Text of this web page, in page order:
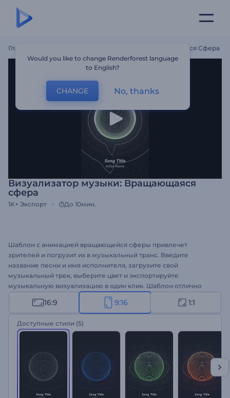
Главная Визуализатор Музыки: Вращающаяся Сфера
Визуализатор музыки: Вращающаяся
сфера
1K+ Экспорт До 10мин.
Шаблон с анимацией вращающейся сферы привлечет
зрителей и погрузит их в музыкальный транс. Введите
название песни и имя исполнителя, загрузите свой
музыкальный трек, выберите цвет и экспортируйте
музыкальную визуализацию в один клик. Шаблон отлично
подойдет для продвижения альбома/сингла на сайте, в
социальных сетях, на музыкальных платформах и многого
другого!
16:9 9:16 1:1
Доступные стили (5)
Would you like to change Renderforest language
to English?
CHANGE No, thanks